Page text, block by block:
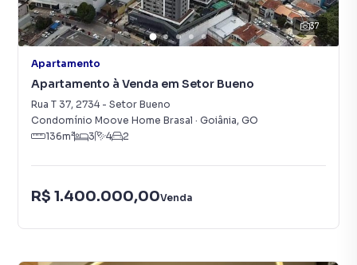
37
Apartamento
Apartamento à Venda em Setor Bueno
Rua T 37, 2734- Setor Bueno
Condomínio Moove Home Brasal · Goiânia, GO
136m² 3 4 2
R$ 1.400.000,00Venda